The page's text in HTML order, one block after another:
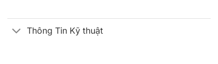
Thông Tin Kỹ thuật